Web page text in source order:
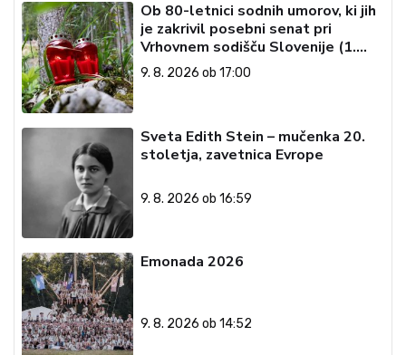
Ob 80-letnici sodnih umorov, ki jih
je zakrivil posebni senat pri
Vrhovnem sodišču Slovenije (1.
del)
9. 8. 2026 ob 17:00
Sveta Edith Stein – mučenka 20.
stoletja, zavetnica Evrope
9. 8. 2026 ob 16:59
Emonada 2026
9. 8. 2026 ob 14:52